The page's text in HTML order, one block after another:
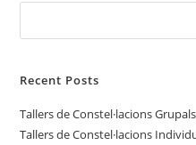
Recent Posts
Tallers de Constel·lacions Grupals
Tallers de Constel·lacions